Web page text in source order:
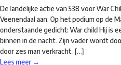
De landelijke actie van 538 voor War
Veenendaal aan. Op het podium op de
onderstaande gedicht: War child Hij is
binnen in de nacht. Zijn vader wordt
door zes man verkracht. […]
Lees meer →